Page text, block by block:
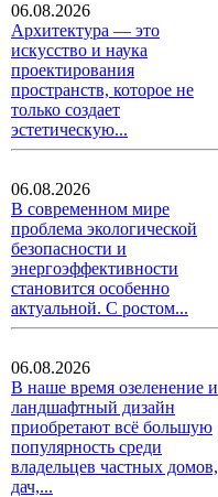
06.08.2026
Архитектура — это
искусство и наука
проектирования
пространств, которое не
только создает
эстетическую...
06.08.2026
В современном мире
проблема экологической
безопасности и
энергоэффективности
становится особенно
актуальной. С ростом...
06.08.2026
В наше время озеленение и
ландшафтный дизайн
приобретают всё большую
популярность среди
владельцев частных домов,
дач,...